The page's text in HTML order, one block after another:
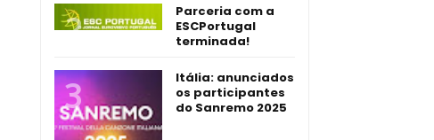
Parceria com a
ESCPortugal
terminada!
Itália: anunciados
os participantes
do Sanremo 2025